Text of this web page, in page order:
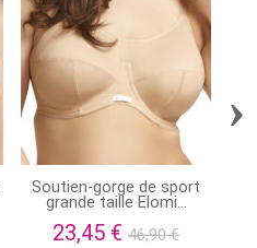
Soutien-gorge de sport
grande taille Elomi...
23,45 € 46,90 €
›